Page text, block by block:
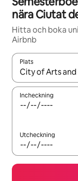
nära Ciutat
Hitta och boka
Airbnb
Plats
När resultaten är
Incheckning
Utcheckning